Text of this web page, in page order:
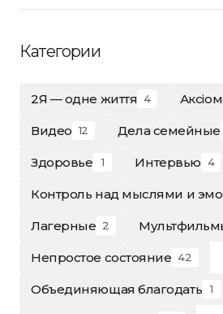
Категории
2Я — одне життя 4
Видео 12 Дела семейные
Здоровье 1 Интервью 4
Контроль над мыслями и
Лагерные 2
Непростое состояние 42
Объединяющая благодать 1